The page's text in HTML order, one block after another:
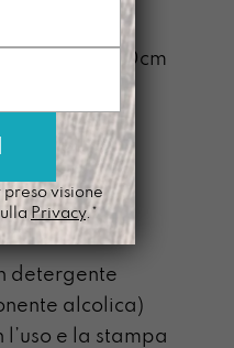
lunga 140cm
in
digitale
matita
di
detergente
alcolica)
e la stampa
visione
Privacy.*